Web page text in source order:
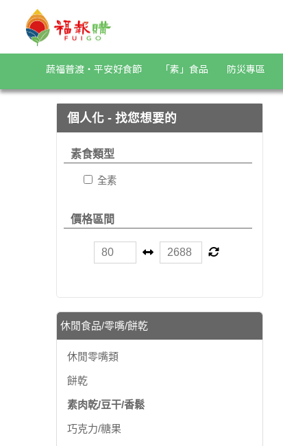
素肉乾/豆干/香鬆 | 福報購蔬食購物商城
蔬福普渡・平安好食節 「素」食品 防災專區
個人化 - 找您想要的
素食類型
全素
價格區間
休閒食品/零嘴/餅乾
休閒零嘴類
餅乾
素肉乾/豆干/香鬆
巧克力/糖果